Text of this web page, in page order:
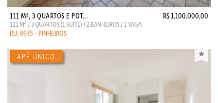
111 M², 3 QUARTOS E POT... R$ 1.100.000,00
111 M2 / 3 QUARTOS (1 SUITE) / 2 BANHEIROS / 1 VAGA
RU: 9975 - PINHEIROS